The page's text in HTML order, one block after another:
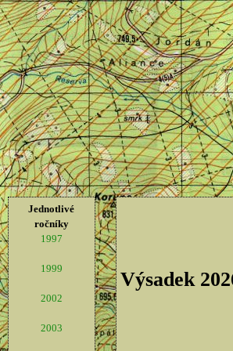
Jednotlivé
ročníky
1997
1999
2002
2003
Výsadek